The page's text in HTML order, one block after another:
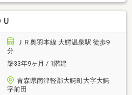
ＪＲ奥羽本線 大鰐温泉駅 徒歩9
分
築33年9ヶ月 / 1階建
青森県南津軽郡大鰐町大字大鰐
字前田